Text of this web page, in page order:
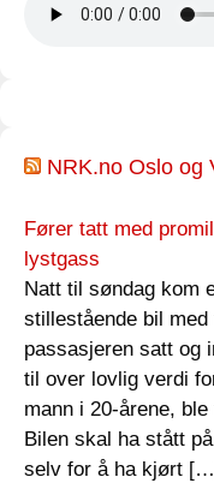
NRK.no Oslo og
Fører tatt med
lystgass
Natt til søndag kom
stillestående bil
passasjeren satt og
til over lovlig verdi
mann i 20-årene,
Bilen skal ha stått
selv for å ha kjørt